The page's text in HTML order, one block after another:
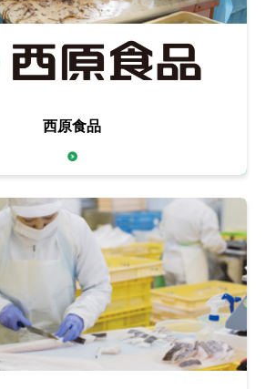
生産者と情報交換をしながら
高品質な食材をお届け
西原食品